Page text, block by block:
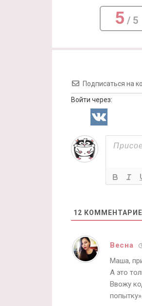
5 / 5
Подписаться на
Войти через:
12
Весна
Маша,
А это
Ввожу
попытку».